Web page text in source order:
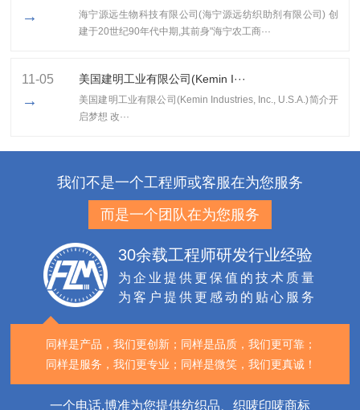
→
海宁源远生物科技有限公司(海宁源远纺织助剂有限公司) 创
建于20世纪90年代中期,其前身"海宁农工商···
11-05
→
美国建明工业有限公司(Kemin I···
美国建明工业有限公司(Kemin Industries, Inc., U.S.A.)简介开
启梦想 改···
我们不是一个工程师或客服在为您服务
而是一个团队在为您服务
30余载工程师研发行业经验
为企业提供更保值的技术质量
为客户提供更感动的贴心服务
同样是产品，我们更创新； 同样是品质，我们更可靠；
同样是服务，我们更专业； 同样是微笑，我们更真诚！
一个电话,博准为您提供纺织品、织唛印唛商标